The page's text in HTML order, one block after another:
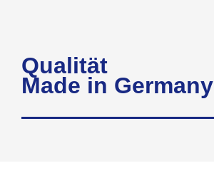
Qualität
Made in Germany